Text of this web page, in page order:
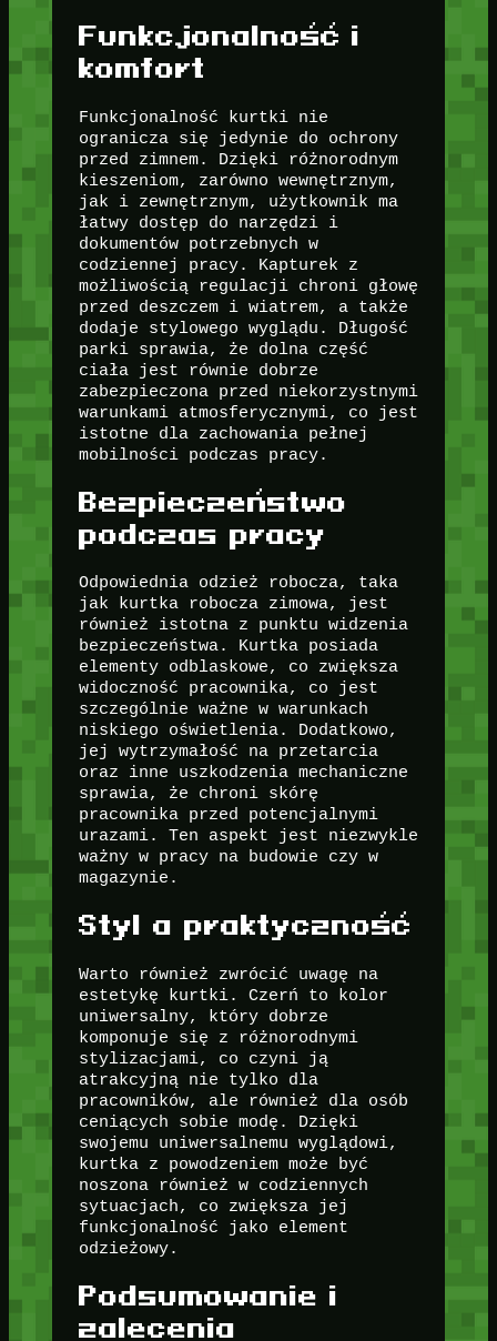
Funkcjonalność i
komfort
Funkcjonalność kurtki nie
ogranicza się jedynie do ochrony
przed zimnem. Dzięki różnorodnym
kieszeniom, zarówno wewnętrznym,
jak i zewnętrznym, użytkownik ma
łatwy dostęp do narzędzi i
dokumentów potrzebnych w
codziennej pracy. Kapturek z
możliwością regulacji chroni głowę
przed deszczem i wiatrem, a także
dodaje stylowego wyglądu. Długość
parki sprawia, że dolna część
ciała jest równie dobrze
zabezpieczona przed niekorzystnymi
warunkami atmosferycznymi, co jest
istotne dla zachowania pełnej
mobilności podczas pracy.
Bezpieczeństwo
podczas pracy
Odpowiednia odzież robocza, taka
jak kurtka robocza zimowa, jest
również istotna z punktu widzenia
bezpieczeństwa. Kurtka posiada
elementy odblaskowe, co zwiększa
widoczność pracownika, co jest
szczególnie ważne w warunkach
niskiego oświetlenia. Dodatkowo,
jej wytrzymałość na przetarcia
oraz inne uszkodzenia mechaniczne
sprawia, że chroni skórę
pracownika przed potencjalnymi
urazami. Ten aspekt jest niezwykle
ważny w pracy na budowie czy w
magazynie.
Styl a praktyczność
Warto również zwrócić uwagę na
estetykę kurtki. Czerń to kolor
uniwersalny, który dobrze
komponuje się z różnorodnymi
stylizacjami, co czyni ją
atrakcyjną nie tylko dla
pracowników, ale również dla osób
ceniących sobie modę. Dzięki
swojemu uniwersalnemu wyglądowi,
kurtka z powodzeniem może być
noszona również w codziennych
sytuacjach, co zwiększa jej
funkcjonalność jako element
odzieżowy.
Podsumowanie i
zalecenia